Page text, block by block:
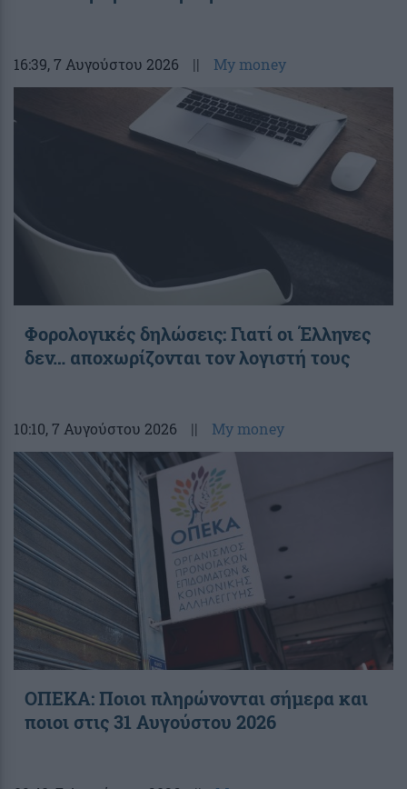
16:39, 7 Αυγούστου 2026 || My money
Φορολογικές δηλώσεις: Γιατί οι Έλληνες
δεν… αποχωρίζονται τον λογιστή τους
10:10, 7 Αυγούστου 2026 || My money
ΟΠΕΚΑ: Ποιοι πληρώνονται σήμερα και
ποιοι στις 31 Αυγούστου 2026